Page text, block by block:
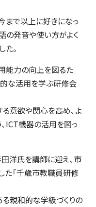
まで以上に好きになっ
語の発音や使い方がよく
。
能力の向上を図るた
な活用を学ぶ研修会
意欲や関心を高め、よ
ICT機器の活用を図っ
洋氏を講師に迎え、市
た「千歳市教職員研修
親和的な学級づくりの